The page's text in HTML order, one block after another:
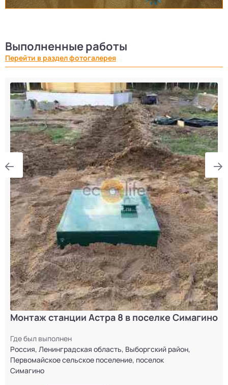
Выполненные работы
Перейти в раздел фотогалерея
Монтаж станции Астра 8 в поселке Симагино
Где был выполнен
Россия, Ленинградская область, Выборгский район,
Первомайское сельское поселение, поселок
Симагино